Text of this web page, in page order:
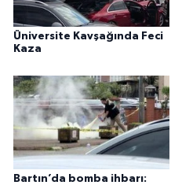
Üniversite Kavşağında Feci
Kaza
Bartın’da bomba ihbarı: